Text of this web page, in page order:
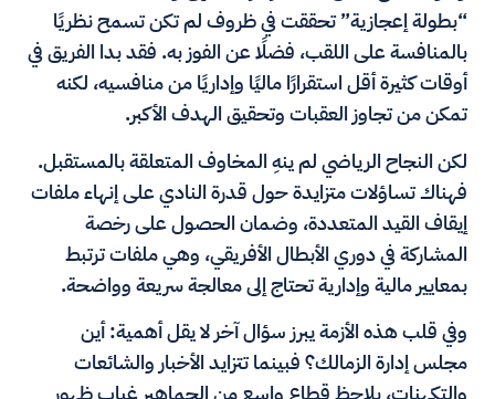
“بطولة إعجازية” تحققت في ظروف لم تكن تسمح نظريًا
بالمنافسة على اللقب، فضلًا عن الفوز به. فقد بدا الفريق في
أوقات كثيرة أقل استقرارًا ماليًا وإداريًا من منافسيه، لكنه
تمكن من تجاوز العقبات وتحقيق الهدف الأكبر.
لكن النجاح الرياضي لم ينهِ المخاوف المتعلقة بالمستقبل.
فهناك تساؤلات متزايدة حول قدرة النادي على إنهاء ملفات
إيقاف القيد المتعددة، وضمان الحصول على رخصة
المشاركة في دوري الأبطال الأفريقي، وهي ملفات ترتبط
بمعايير مالية وإدارية تحتاج إلى معالجة سريعة وواضحة.
وفي قلب هذه الأزمة يبرز سؤال آخر لا يقل أهمية: أين
مجلس إدارة الزمالك؟ فبينما تتزايد الأخبار والشائعات